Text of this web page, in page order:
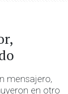
mensajero,
en otro